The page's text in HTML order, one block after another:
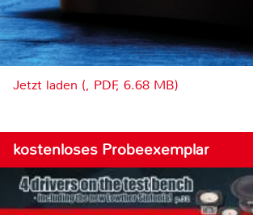
Jetzt laden (, PDF, 6.68 MB)
kostenloses Probeexemplar